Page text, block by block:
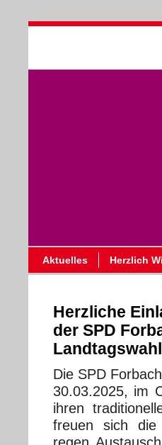
Aktuelles Herzlich
Herzliche
der SPD
Die SPD
30.03.2025, im
ihren
freuen sich die